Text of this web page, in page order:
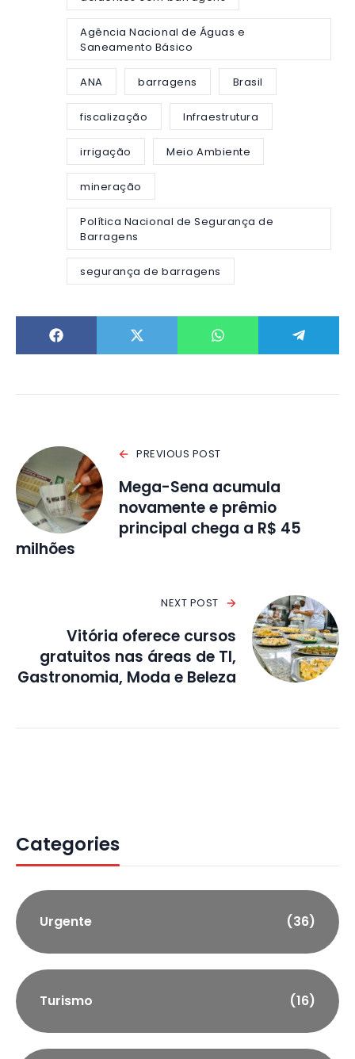
Agência Nacional de Águas e
Saneamento Básico
ANA barragens Brasil
fiscalização Infraestrutura
irrigação Meio Ambiente
mineração
Política Nacional de Segurança de
Barragens
segurança de barragens
PREVIOUS POST
Mega-Sena acumula
novamente e prêmio
principal chega a R$ 45
milhões
NEXT POST
Vitória oferece cursos
gratuitos nas áreas de TI,
Gastronomia, Moda e Beleza
Categories
Urgente (36)
Turismo (16)